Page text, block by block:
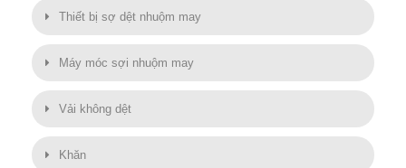
Thiết bị sợ dệt nhuộm may
Máy móc sợi nhuộm may
Vải không dệt
Khăn